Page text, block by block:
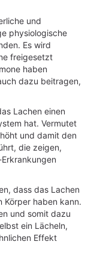
und
physiologische
Es wird
freigesetzt
haben
dazu beitragen,
Lachen einen
hat. Vermutet
und damit den
die zeigen,
dass das Lachen
Körper haben kann.
und somit dazu
ein Lächeln,
Effekt